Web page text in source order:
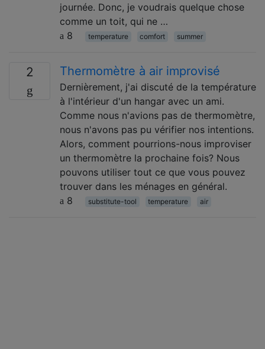
journée. Donc, je voudrais quelque chose
comme un toit, qui ne …
8
temperature comfort summer
2 Thermomètre à air improvisé
Dernièrement, j'ai discuté de la température
à l'intérieur d'un hangar avec un ami.
Comme nous n'avions pas de thermomètre,
nous n'avons pas pu vérifier nos intentions.
Alors, comment pourrions-nous improviser
un thermomètre la prochaine fois? Nous
pouvons utiliser tout ce que vous pouvez
trouver dans les ménages en général.
8
substitute-tool temperature air